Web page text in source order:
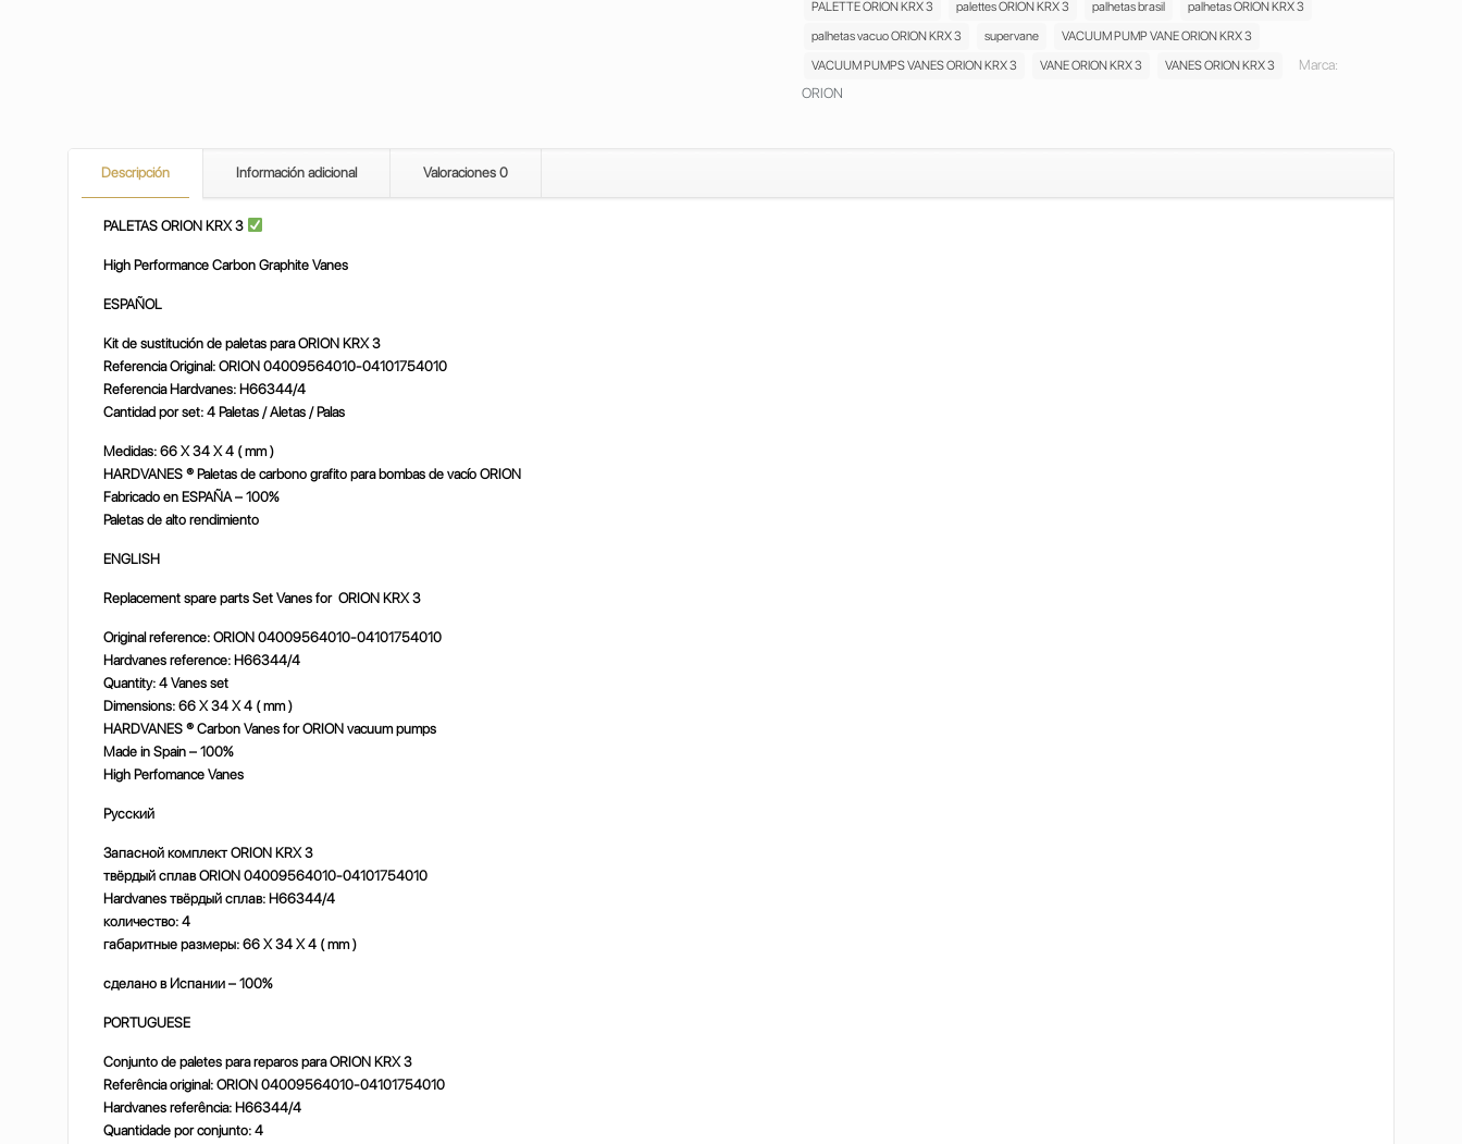
PALETTE ORION KRX 3
palettes ORION KRX 3 palhetas brasil
palhetas ORION KRX 3
palhetas vacuo ORION KRX 3
supervane
VACUUM PUMP VANE ORION KRX 3
VACUUM PUMPS VANES ORION KRX 3
VANE ORION KRX 3 VANES ORION KRX 3
Marca:
ORION
Descripción Información adicional Valoraciones 0
PALETAS ORION KRX 3
High Performance Carbon Graphite Vanes
ESPAÑOL
Kit de sustitución de paletas para ORION KRX 3
Referencia Original: ORION 04009564010-04101754010
Referencia Hardvanes: H66344/4
Cantidad por set: 4 Paletas / Aletas / Palas
Medidas: 66 X 34 X 4 ( mm )
HARDVANES ® Paletas de carbono grafito para bombas de vacío ORION
Fabricado en ESPAÑA – 100%
Paletas de alto rendimiento
ENGLISH
Replacement spare parts Set Vanes for ORION KRX 3
Original reference: ORION 04009564010-04101754010
Hardvanes reference: H66344/4
Quantity: 4 Vanes set
Dimensions: 66 X 34 X 4 ( mm )
HARDVANES ® Carbon Vanes for ORION vacuum pumps
Made in Spain – 100%
High Perfomance Vanes
Русский
Запасной комплект ORION KRX 3
твёрдый сплав ORION 04009564010-04101754010
Hardvanes твёрдый сплав: H66344/4
количество: 4
габаритные размеры: 66 X 34 X 4 ( mm )
сделано в Испании – 100%
PORTUGUESE
Conjunto de paletes para reparos para ORION KRX 3
Referência original: ORION 04009564010-04101754010
Hardvanes referência: H66344/4
Quantidade por conjunto: 4